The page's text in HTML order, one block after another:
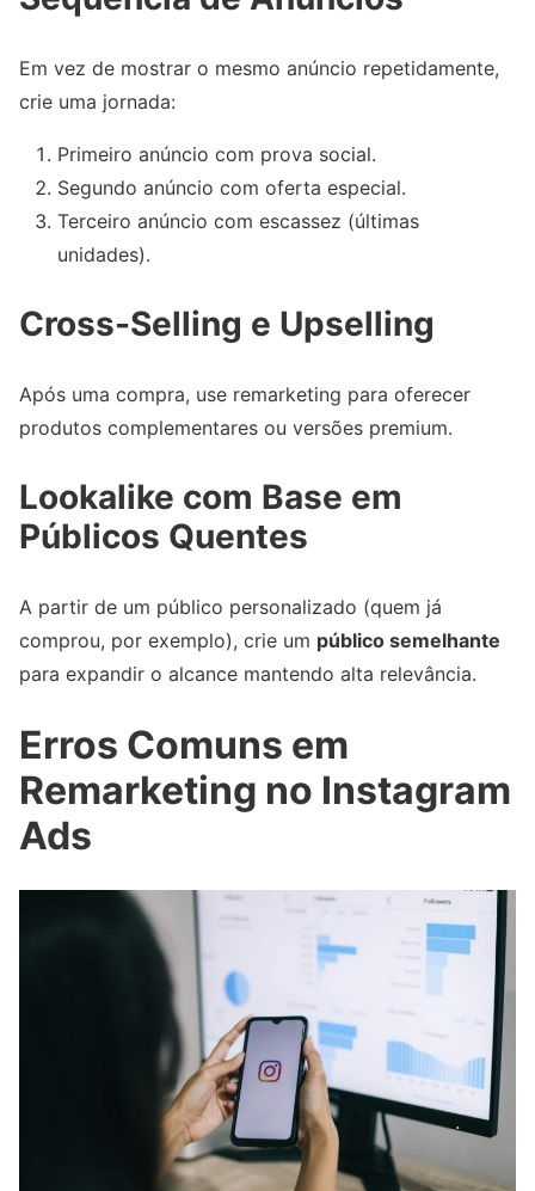
Em vez de mostrar o mesmo anúncio repetidamente,
crie uma jornada:
Primeiro anúncio com prova social.
Segundo anúncio com oferta especial.
Terceiro anúncio com escassez (últimas
unidades).
Cross-Selling e Upselling
Após uma compra, use remarketing para oferecer
produtos complementares ou versões premium.
Lookalike com Base em
Públicos Quentes
A partir de um público personalizado (quem já
comprou, por exemplo), crie um público semelhante
para expandir o alcance mantendo alta relevância.
Erros Comuns em
Remarketing no Instagram
Ads